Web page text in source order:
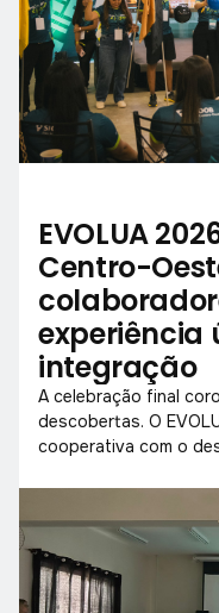
EVOLUA
Centro-
experiência
integração
A celebração final
descobertas. O
cooperativa com o